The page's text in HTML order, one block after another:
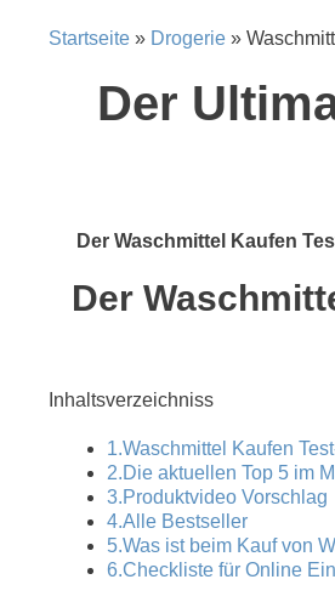
Startseite » Drogerie »
Der
Der Waschmittel Kaufen
Der
Inhaltsverzeichniss
1.Waschmittel Kaufen
2.Die aktuellen Top 5 im
3.Produktvideo Vorschlag
4.Alle Bestseller
5.Was ist beim Kauf von
6.Checkliste für Online